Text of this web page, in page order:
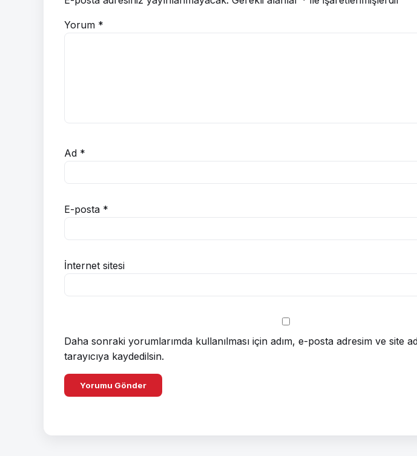
Yorum *
Ad *
E-posta *
İnternet sitesi
Daha sonraki yorumlarımda kullanılması için adım, e-posta adresim ve site
tarayıcıya kaydedilsin.